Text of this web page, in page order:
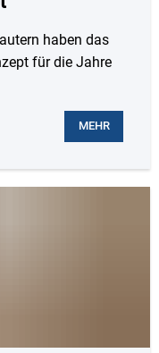
haben das
für die Jahre
MEHR